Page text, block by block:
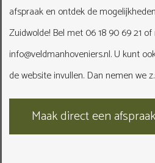
afspraak en ontdek de
Zuidwolde! Bel met06 18 90 69 21 of
info@veldmanhoveniers.nl. U kunt
de website invullen. Dan nemen we
Maak direct een afspraak